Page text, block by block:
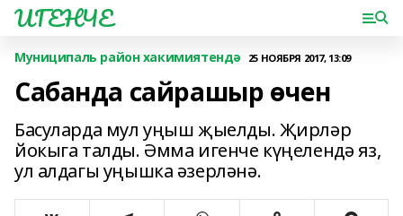
ИГЕНЧЕ
Муниципаль район хакимиятендә 25 НОЯБРЯ 2017, 13:09
Сабанда сайрашыр өчен
Басуларда мул уңыш җыелды. Җирләр
йокыга талды. Әмма игенче күңелендә яз,
ул алдагы уңышка әзерләнә.